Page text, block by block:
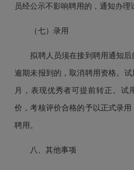
员经公示不影响聘用的，通知办理
（七） 录用
拟聘人员须在接到聘用通知后
逾期未报到的，取消聘用资格。 试
月，表现优秀者可提前转正。试
价，考核评价合格的予以正式录
聘用。
八、其他事项